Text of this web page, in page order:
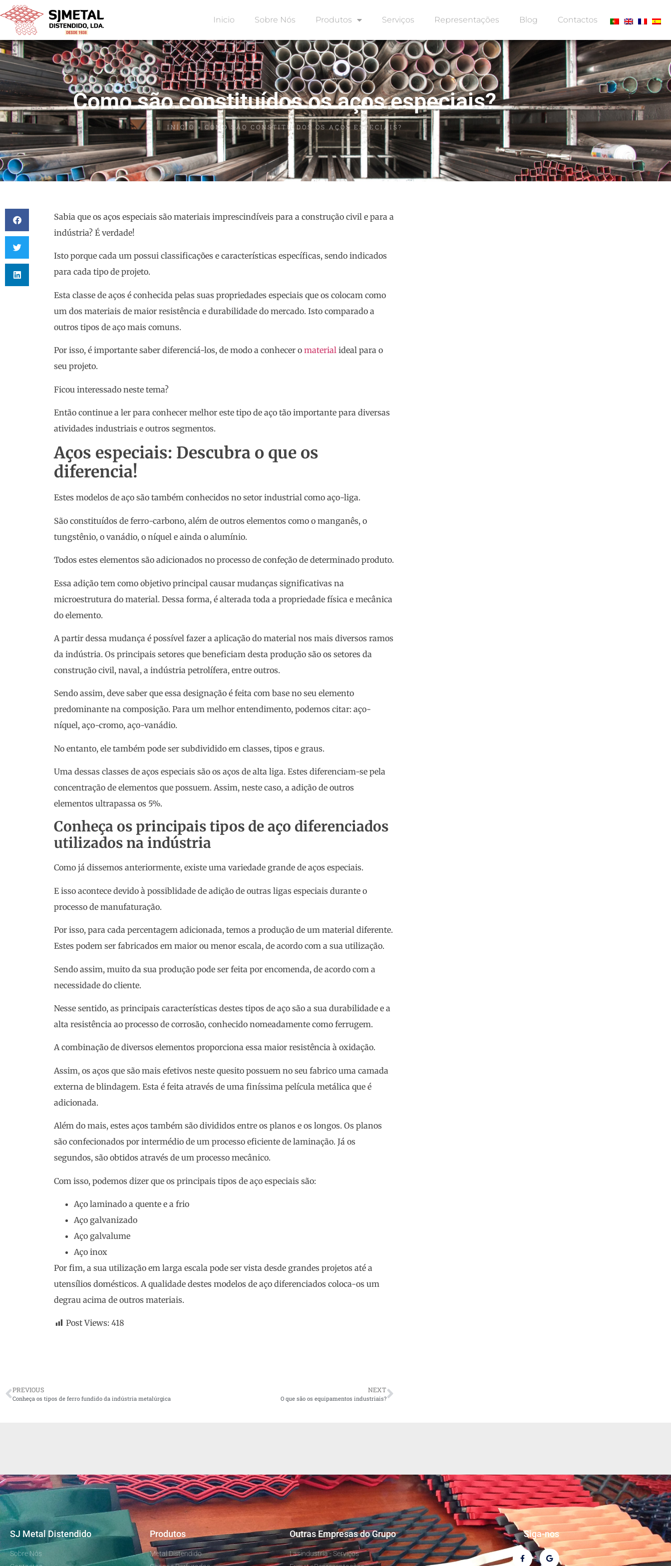
Inicio Sobre Nós Produtos Serviços Representações Blog Contactos
Como são constituídos os aços especiais?
INÍCIO » COMO SÃO CONSTITUÍDOS OS AÇOS ESPECIAIS?
Sabia que os aços especiais são materiais imprescindíveis para a construção civil e para a
indústria? É verdade!
Isto porque cada um possui classificações e características específicas, sendo indicados
para cada tipo de projeto.
Esta classe de aços é conhecida pelas suas propriedades especiais que os colocam como
um dos materiais de maior resistência e durabilidade do mercado. Isto comparado a
outros tipos de aço mais comuns.
Por isso, é importante saber diferenciá-los, de modo a conhecer o material ideal para o
seu projeto.
Ficou interessado neste tema?
Então continue a ler para conhecer melhor este tipo de aço tão importante para diversas
atividades industriais e outros segmentos.
Aços especiais: Descubra o que os
diferencia!
Estes modelos de aço são também conhecidos no setor industrial como aço-liga.
São constituídos de ferro-carbono, além de outros elementos como o manganês, o
tungstênio, o vanádio, o níquel e ainda o alumínio.
Todos estes elementos são adicionados no processo de confeção de determinado produto.
Essa adição tem como objetivo principal causar mudanças significativas na
microestrutura do material. Dessa forma, é alterada toda a propriedade física e mecânica
do elemento.
A partir dessa mudança é possível fazer a aplicação do material nos mais diversos ramos
da indústria. Os principais setores que beneficiam desta produção são os setores da
construção civil, naval, a indústria petrolífera, entre outros.
Sendo assim, deve saber que essa designação é feita com base no seu elemento
predominante na composição. Para um melhor entendimento, podemos citar: aço-
níquel, aço-cromo, aço-vanádio.
No entanto, ele também pode ser subdividido em classes, tipos e graus.
Uma dessas classes de aços especiais são os aços de alta liga. Estes diferenciam-se pela
concentração de elementos que possuem. Assim, neste caso, a adição de outros
elementos ultrapassa os 5%.
Conheça os principais tipos de aço diferenciados
utilizados na indústria
Como já dissemos anteriormente, existe uma variedade grande de aços especiais.
E isso acontece devido à possiblidade de adição de outras ligas especiais durante o
processo de manufaturação.
Por isso, para cada percentagem adicionada, temos a produção de um material diferente.
Estes podem ser fabricados em maior ou menor escala, de acordo com a sua utilização.
Sendo assim, muito da sua produção pode ser feita por encomenda, de acordo com a
necessidade do cliente.
Nesse sentido, as principais características destes tipos de aço são a sua durabilidade e a
alta resistência ao processo de corrosão, conhecido nomeadamente como ferrugem.
A combinação de diversos elementos proporciona essa maior resistência à oxidação.
Assim, os aços que são mais efetivos neste quesito possuem no seu fabrico uma camada
externa de blindagem. Esta é feita através de uma finíssima película metálica que é
adicionada.
Além do mais, estes aços também são divididos entre os planos e os longos. Os planos
são confecionados por intermédio de um processo eficiente de laminação. Já os
segundos, são obtidos através de um processo mecânico.
Com isso, podemos dizer que os principais tipos de aço especiais são:
Aço laminado a quente e a frio
Aço galvanizado
Aço galvalume
Aço inox
Por fim, a sua utilização em larga escala pode ser vista desde grandes projetos até a
utensílios domésticos. A qualidade destes modelos de aço diferenciados coloca-os um
degrau acima de outros materiais.
Post Views: 418
PREVIOUS
Conheça os tipos de ferro fundido da indústria metalúrgica
NEXT
O que são os equipamentos industriais?
SJ Metal Distendido
Sobre Nós
Produtos
Metal Distendido
Outras Empresas do Grupo
Lasindustria - Serviços
Siga-nos